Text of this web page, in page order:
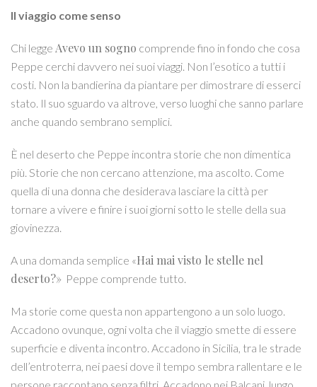
Il viaggio come senso
Chi legge Avevo un sogno comprende fino in fondo che cosa
Peppe cerchi davvero nei suoi viaggi. Non l’esotico a tutti i
costi. Non la bandierina da piantare per dimostrare di esserci
stato. Il suo sguardo va altrove, verso luoghi che sanno parlare
anche quando sembrano semplici.
È nel deserto che Peppe incontra storie che non dimentica
più. Storie che non cercano attenzione, ma ascolto. Come
quella di una donna che desiderava lasciare la città per
tornare a vivere e finire i suoi giorni sotto le stelle della sua
giovinezza.
A una domanda semplice «Hai mai visto le stelle nel
deserto?» Peppe comprende tutto.
Ma storie come questa non appartengono a un solo luogo.
Accadono ovunque, ogni volta che il viaggio smette di essere
superficie e diventa incontro. Accadono in Sicilia, tra le strade
dell’entroterra, nei paesi dove il tempo sembra rallentare e le